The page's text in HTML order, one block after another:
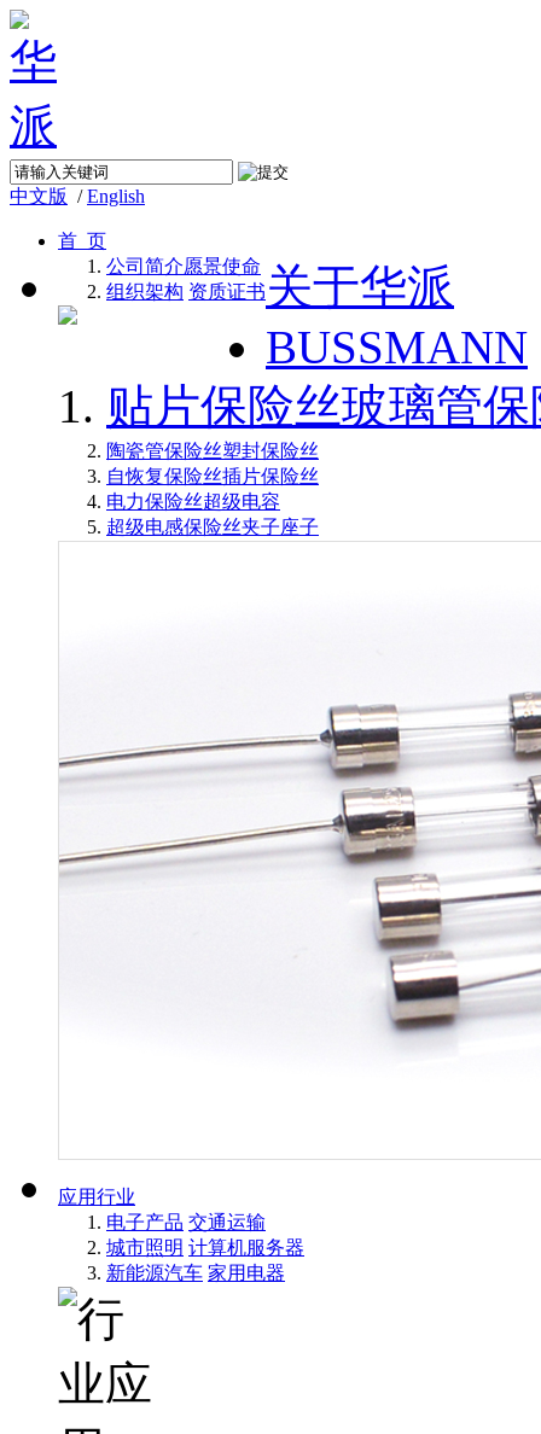
中文版 /English
首 页
关于华派
公司简介愿景使命
组织架构 资质证书
BUSSMANN
贴片保险丝玻璃管
陶瓷管保险丝塑封保险丝
自恢复保险丝插片保险丝
电力保险丝超级电容
超级电感保险丝夹子座子
应用行业
电子产品 交通运输
城市照明 计算机服务器
新能源汽车 家用电器